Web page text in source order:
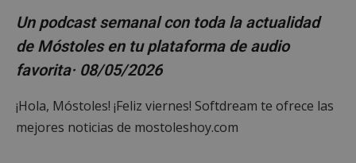
Un podcast semanal con toda la actualidad
de Móstoles en tu plataforma de audio
favorita· 08/05/2026
¡Hola, Móstoles! ¡Feliz viernes! Softdream te ofrece las
mejores noticias de mostoleshoy.com